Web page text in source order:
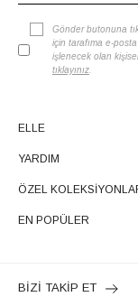
Gönder butonuna
için tarafıma e-
işlenecek olan
tıklayınız
ELLE
YARDIM
ÖZEL
EN POPÜLER
BİZİ TAKİP ET